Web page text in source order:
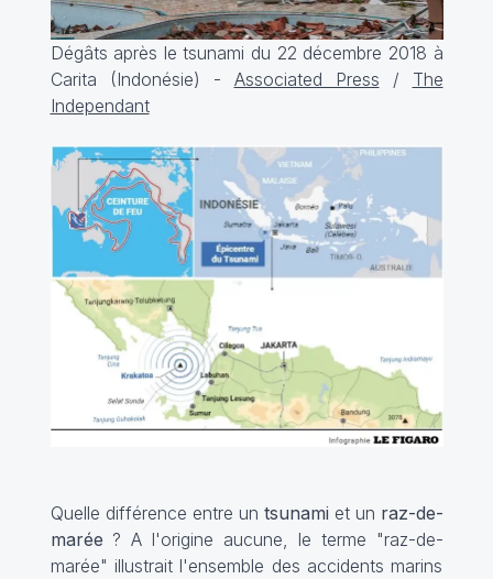
Dégâts après le tsunami du 22 décembre 2018 à
Carita (Indonésie) - Associated Press / The
Independant
Quelle différence entre un tsunami et un raz-de-
marée ? A l'origine aucune, le terme "raz-de-
marée" illustrait l'ensemble des accidents marins